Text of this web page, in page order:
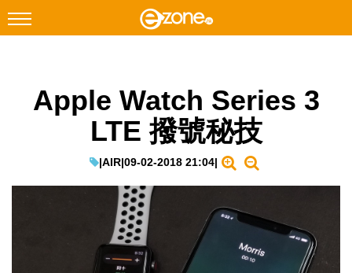
Facebook Instagram
遊戲動漫
Apple Watch Series 3
LTE 撥號秘技
|AIR|09-02-2018 21:04|